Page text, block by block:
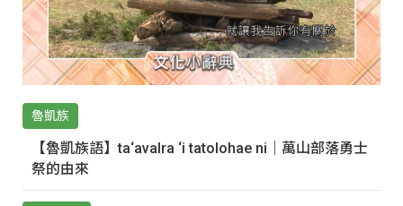
魯凱族
【魯凱族語】ta‘avalra ‘i tatolohae ni｜萬山部落勇士
祭的由來